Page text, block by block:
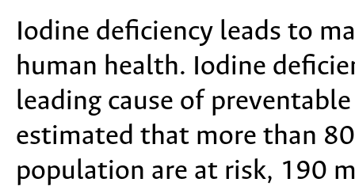
Iodine deficiency leads to
human health. Iodine
leading cause of
estimated that more than
population are at risk, 190